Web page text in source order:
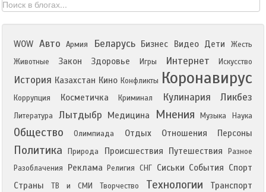
WOW Авто Армия Беларусь Бизнес Видео Дети
Жесть
Животные
Закон Здоровье Игры Интернет Искусство
История Казахстан Кино Конфликты Коронавирус
Коррупция Косметичка Криминал Кулинария Ликбез
Литература Лытдыбр Медицина Мнения Музыка Наука
Общество Олимпиада Отдых Отношения Персоны
Политика Природа Происшествия Путешествия
Разное
Разоблачения
Реклама Религия СНГ Сиськи События Спорт
Страны
ТВ и СМИ Творчество Технологии Транспорт